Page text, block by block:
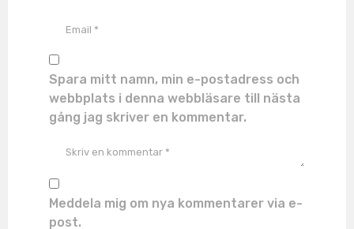
Spara mitt namn, min e-postadress och
webbplats i denna webbläsare till nästa
gång jag skriver en kommentar.
Meddela mig om nya kommentarer via e-
post.